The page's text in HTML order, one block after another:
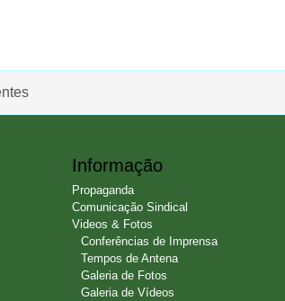
Informação
Propaganda
Comunicação Sindical
Videos & Fotos
Conferências de Imprensa
Tempos de Antena
Galeria de Fotos
Galeria de Vídeos